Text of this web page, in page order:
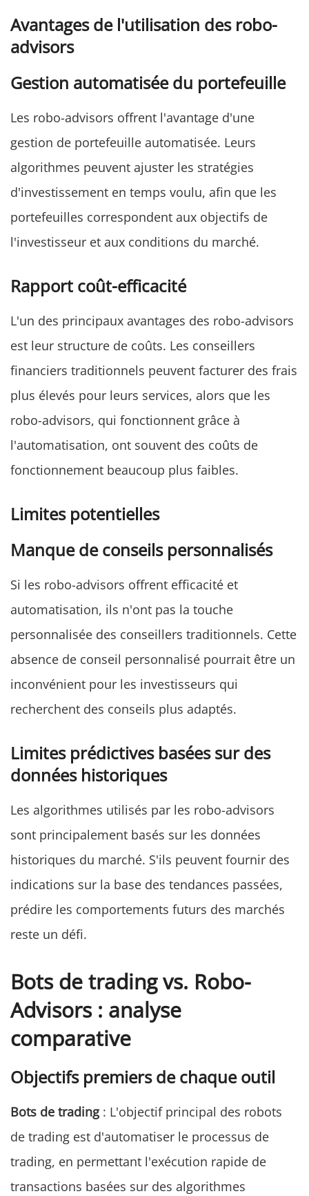
Avantages de l'utilisation des robo-
advisors
Gestion automatisée du portefeuille
Les robo-advisors offrent l'avantage d'une
gestion de portefeuille automatisée. Leurs
algorithmes peuvent ajuster les stratégies
d'investissement en temps voulu, afin que les
portefeuilles correspondent aux objectifs de
l'investisseur et aux conditions du marché.
Rapport coût-efficacité
L'un des principaux avantages des robo-advisors
est leur structure de coûts. Les conseillers
financiers traditionnels peuvent facturer des frais
plus élevés pour leurs services, alors que les
robo-advisors, qui fonctionnent grâce à
l'automatisation, ont souvent des coûts de
fonctionnement beaucoup plus faibles.
Limites potentielles
Manque de conseils personnalisés
Si les robo-advisors offrent efficacité et
automatisation, ils n'ont pas la touche
personnalisée des conseillers traditionnels. Cette
absence de conseil personnalisé pourrait être un
inconvénient pour les investisseurs qui
recherchent des conseils plus adaptés.
Limites prédictives basées sur des
données historiques
Les algorithmes utilisés par les robo-advisors
sont principalement basés sur les données
historiques du marché. S'ils peuvent fournir des
indications sur la base des tendances passées,
prédire les comportements futurs des marchés
reste un défi.
Bots de trading vs. Robo-
Advisors : analyse
comparative
Objectifs premiers de chaque outil
Bots de trading: L'objectif principal des robots
de trading est d'automatiser le processus de
trading, en permettant l'exécution rapide de
transactions basées sur des algorithmes